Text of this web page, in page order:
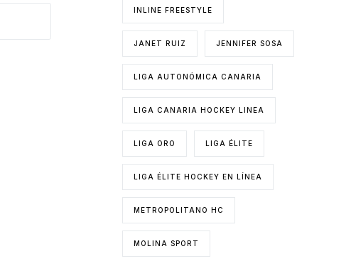
INLINE FREESTYLE
JANET RUIZ JENNIFER SOSA
LIGA AUTONÓMICA CANARIA
LIGA CANARIA HOCKEY LINEA
LIGA ORO LIGA ÉLITE
LIGA ÉLITE HOCKEY EN LÍNEA
METROPOLITANO HC
MOLINA SPORT